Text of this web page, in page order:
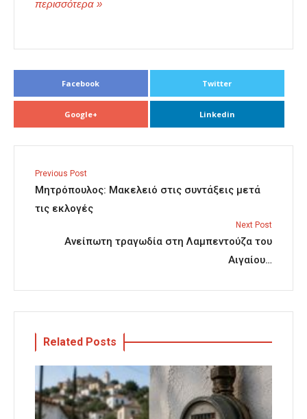
περισσότερα »
Facebook Twitter
Google+ Linkedin
Previous Post
Μητρόπουλος: Μακελειό στις συντάξεις μετά
τις εκλογές
Next Post
Ανείπωτη τραγωδία στη Λαμπεντούζα του
Αιγαίου…
Related Posts